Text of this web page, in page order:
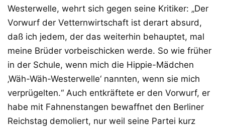
Westerwelle, wehrt sich gegen seine Kritiker: „Der
Vorwurf der Vetternwirtschaft ist derart absurd,
daß ich jedem, der das weiterhin behauptet, mal
meine Brüder vorbeischicken werde. So wie früher
in der Schule, wenn mich die Hippie-Mädchen
‚Wäh-Wäh-Westerwelle‘ nannten, wenn sie mich
verprügelten.“ Auch entkräftete er den Vorwurf, er
habe mit Fahnenstangen bewaffnet den Berliner
Reichstag demoliert, nur weil seine Partei kurz